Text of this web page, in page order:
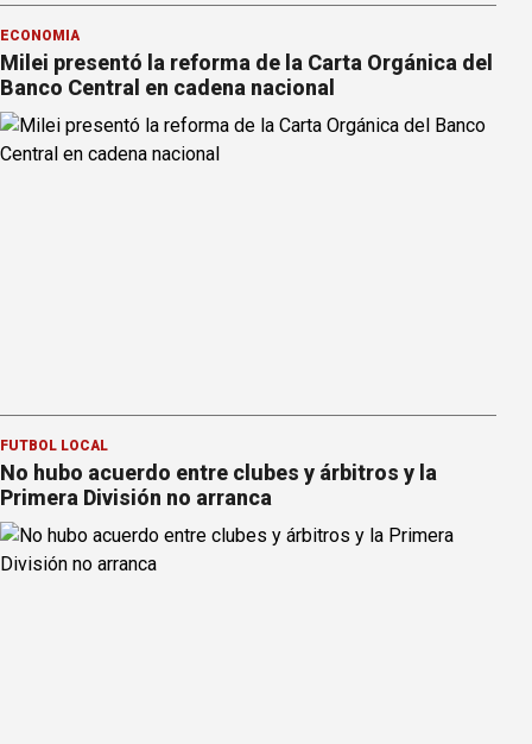
ECONOMÍA
Milei presentó la reforma de la Carta Orgánica del
Banco Central en cadena nacional
FÚTBOL LOCAL
No hubo acuerdo entre clubes y árbitros y la
Primera División no arranca